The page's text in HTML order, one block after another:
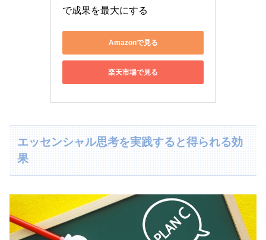
で成果を最大にする
Amazonで見る
楽天市場で見る
エッセンシャル思考を実践すると得られる効
果